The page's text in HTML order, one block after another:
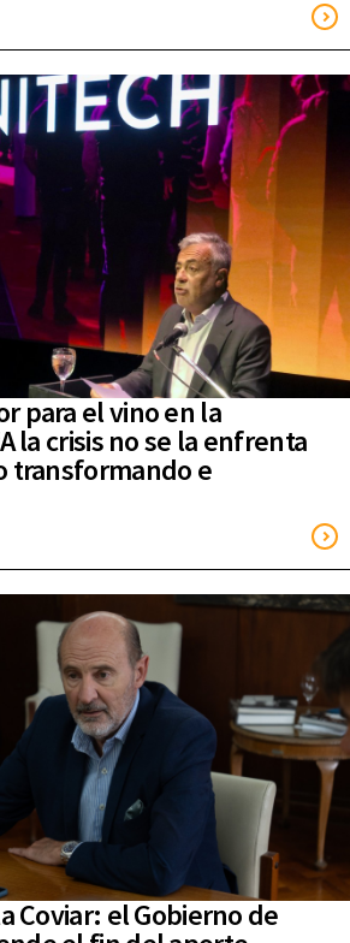
para el vino en la
la crisis no se la enfrenta
transformando e
Coviar: el Gobierno de